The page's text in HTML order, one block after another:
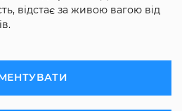
відстає за живою вагою від